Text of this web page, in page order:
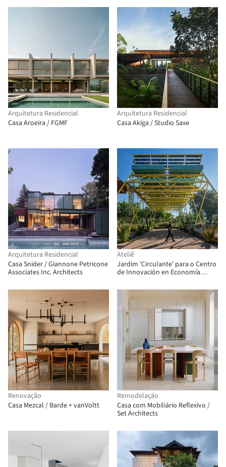
Arquitetura Residencial
Casa Aroeira / FGMF
Arquitetura Residencial
Casa Akíga / Studio Saxe
Arquitetura Residencial
Casa Snider / Giannone Petricone
Associates Inc. Architects
Ateliê
Jardim 'Circulante' para o Centro
de Innovación en Economía
Renovação
Casa Mezcal / Barde + vanVoltt
Remodelação
Casa com Mobiliário Reflexivo /
Set Architects